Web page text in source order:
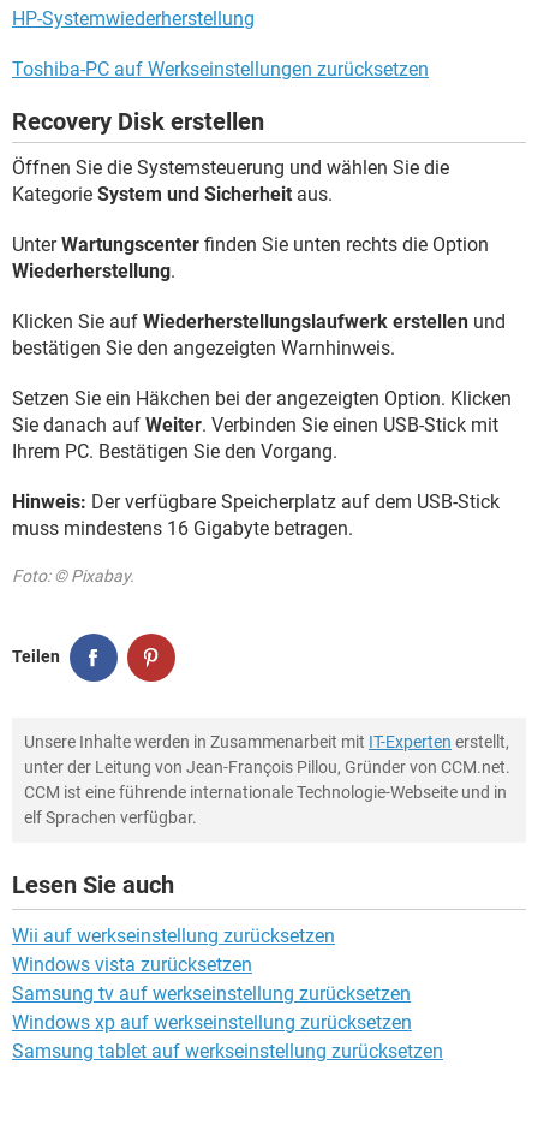
HP-Systemwiederherstellung
Toshiba-PC auf Werkseinstellungen zurücksetzen
Recovery Disk erstellen
Öffnen Sie die Systemsteuerung und wählen Sie die
Kategorie System und Sicherheit aus.
UnterWartungscenter finden Sie unten rechts die Option
Wiederherstellung.
Klicken Sie auf Wiederherstellungslaufwerk erstellen und
bestätigen Sie den angezeigten Warnhinweis.
Setzen Sie ein Häkchen bei der angezeigten Option. Klicken
Sie danach auf Weiter. Verbinden Sie einen USB-Stick mit
Ihrem PC. Bestätigen Sie den Vorgang.
Hinweis: Der verfügbare Speicherplatz auf dem USB-Stick
muss mindestens 16 Gigabyte betragen.
Foto: © Pixabay.
Teilen
Unsere Inhalte werden in Zusammenarbeit mit IT-Experten erstellt,
unter der Leitung von Jean-François Pillou, Gründer von CCM.net.
CCM ist eine führende internationale Technologie-Webseite und in
elf Sprachen verfügbar.
Lesen Sie auch
Wii auf werkseinstellung zurücksetzen
Windows vista zurücksetzen
Samsung tv auf werkseinstellung zurücksetzen
Windows xp auf werkseinstellung zurücksetzen
Samsung tablet auf werkseinstellung zurücksetzen